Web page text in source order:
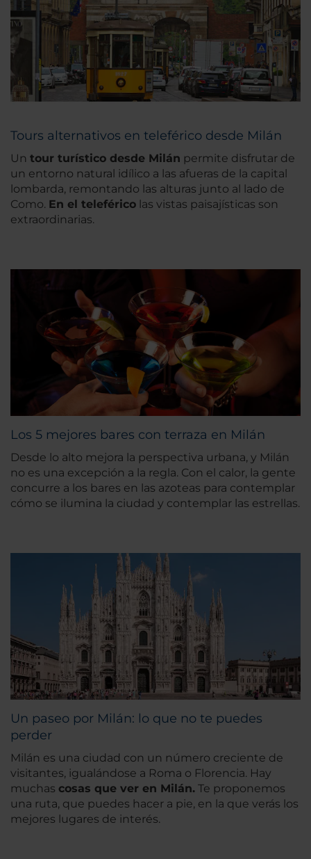
Tours alternativos en teleférico desde Milán
Un tour turístico desde Milán permite disfrutar de
un entorno natural idílico a las afueras de la capital
lombarda, remontando las alturas junto al lado de
Como. En el teleférico las vistas paisajísticas son
extraordinarias.
Los 5 mejores bares con terraza en Milán
Desde lo alto mejora la perspectiva urbana, y Milán
no es una excepción a la regla. Con el calor, la gente
concurre a los bares en las azoteas para contemplar
cómo se ilumina la ciudad y contemplar las estrellas.
Un paseo por Milán: lo que no te puedes
perder
Milán es una ciudad con un número creciente de
visitantes, igualándose a Roma o Florencia. Hay
muchas cosas que ver en Milán. Te proponemos
una ruta, que puedes hacer a pie, en la que verás los
mejores lugares de interés.